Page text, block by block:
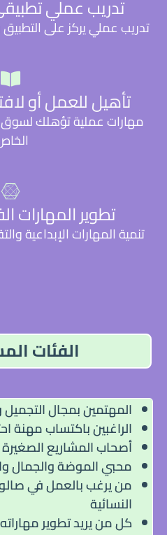
تدريب عملي
تدريب عملي يركز على
تأهيل للعمل أو
مهارات عملية تؤهلك
تطوير المهارات
تنمية المهارات الإبداعية
الفئات
المهتمين بمجال
الراغبين باكتساب مهنة
أصحاب المشاريع
محبي الموضة والجمال
من يرغب بالعمل في
النسائية
كل من يريد تطوير